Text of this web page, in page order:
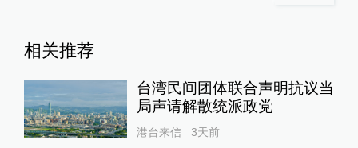
相关推荐
台湾民间团体联合声明抗议当
局声请解散统派政党
港台来信 3天前